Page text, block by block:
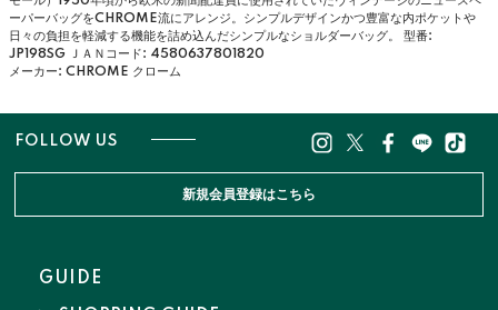
ーパーバッグをCHROME流にアレンジ。シンプルデザインかつ豊富な内ポケットや
日々の負担を軽減する機能を詰め込んだシンプルなショルダーバッグ。
型番:
JP198SG ＪＡＮコード: 4580637801820
メーカー: CHROME クローム
FOLLOW US
新規会員登録はこちら
GUIDE